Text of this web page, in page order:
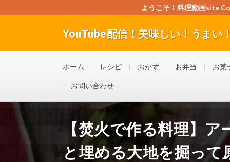
ようこそ！料理動画site
YouTube配信！美味しい！うまい
ホーム レシピ おかず お弁当 お菓
お問い合わせ
【焚火で作る料理】
と埋める大地を掘って